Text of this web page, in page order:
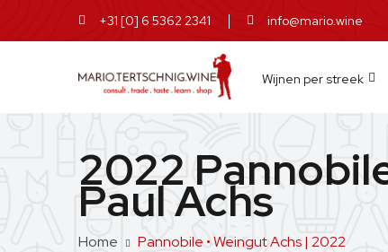
+31 [0] 6 5362 2341 info@mario.wine
Wijnen per streek
2022
Paul Achs
Home Pannobile • Weingut Achs | 2022